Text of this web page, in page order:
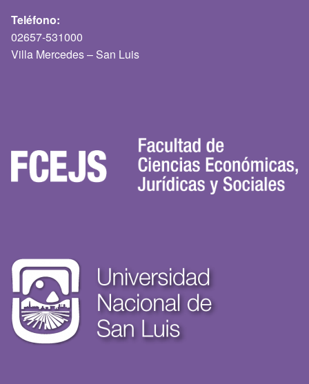
Teléfono:
02657-531000
Villa Mercedes – San Luis